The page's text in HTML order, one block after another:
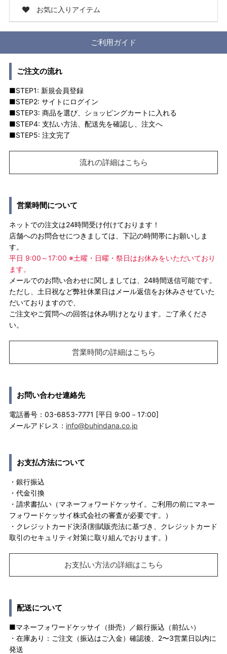
お気に入りアイテム
ご利用ガイド
ご注文の流れ
■STEP1: 新規会員登録
■STEP2: サイトにログイン
■STEP3: 商品を選び、ショッピングカートに入れる
■STEP4: 支払い方法、配送先を確認し、注文へ
■STEP5: 注文完了
流れの詳細はこちら
営業時間について
ネットでの注文は24時間受け付けております！
店舗へのお問合せにつきましては、下記の時間帯にお願いしま
す。
平日 9:00～17:00 ※土曜・日曜・祭日はお休みをいただいており
ます。
メールでのお問い合わせに関しましては、24時間送信可能です。
ただし、土日祝など弊社休業日はメール返信をお休みさせていた
だいておりますので、
ご注文やご質問への回答は休み明けとなります。ご了承くださ
い。
営業時間の詳細はこちら
お問い合わせ連絡先
電話番号：03-6853-7771 [平日 9:00－17:00]
メールアドレス： info@buhindana.co.jp
お支払方法について
・銀行振込
・代金引換
・請求書払い（マネーフォワードケッサイ。ご利用の前にマネー
フォワードケッサイ株式会社の審査が必要です。）
・クレジットカード決済(割賦販売法に基づき、クレジットカード
取引のセキュリティ対策に取り組んでおります。)
お支払い方法の詳細はこちら
配送について
■マネーフォワードケッサイ（掛売）／銀行振込（前払い）
・在庫あり：ご注文（振込はご入金）確認後、2〜3営業日以内に
発送